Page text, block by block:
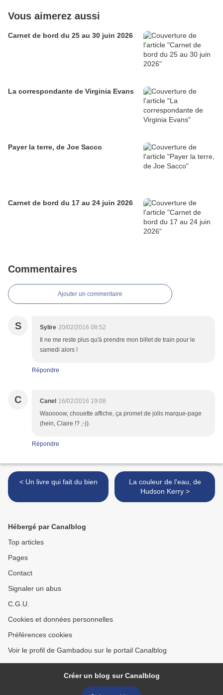
Vous aimerez aussi
Carnet de bord du 25 au 30 juin 2026
La correspondante de Virginia Evans
Payer la terre, de Joe Sacco
Carnet de bord du 17 au 24 juin 2026
Commentaires
Ajouter un commentaire
S Sylire 20/02/2016 08:52
Il ne me reste plus qu'à prendre mon billet de train pour le
samedi alors !
Répondre
C Canel 16/02/2016 19:08
Waoooow, chouette affiche, ça promet de jolis marque-page
(hein, Claire !? ;-)).
Répondre
< Un livre qui fait du bien
La couleur de l'eau, de
Hudson Kerry >
Hébergé par Canalblog
Top articles
Pages
Contact
Signaler un abus
C.G.U.
Cookies et données personnelles
Préférences cookies
Voir le profil de Gambadou sur le portail Canalblog
Créer un blog sur Canalblog